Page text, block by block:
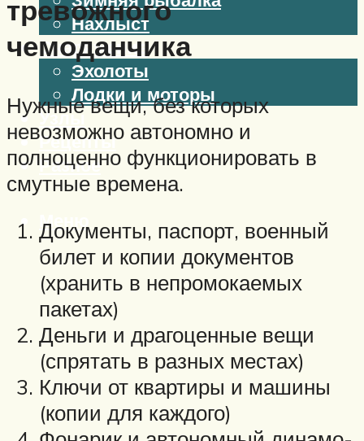
Нахлыст
Снаряжение
Эхолоты
Лодки и моторы
Узлы
Рецепты
Разное
Меню
тревожного
чемоданчика
Нужные вещи, без которых
невозможно автономно и
полноценно функционировать в
смутные времена.
Документы, паспорт, военный
билет и копии документов
(хранить в непромокаемых
пакетах)
Деньги и драгоценные вещи
(спрятать в разных местах)
Ключи от квартиры и машины
(копии для каждого)